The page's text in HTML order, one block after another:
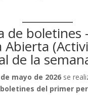
de boletines
Abierta
de la
mayo de 2026se
del primer